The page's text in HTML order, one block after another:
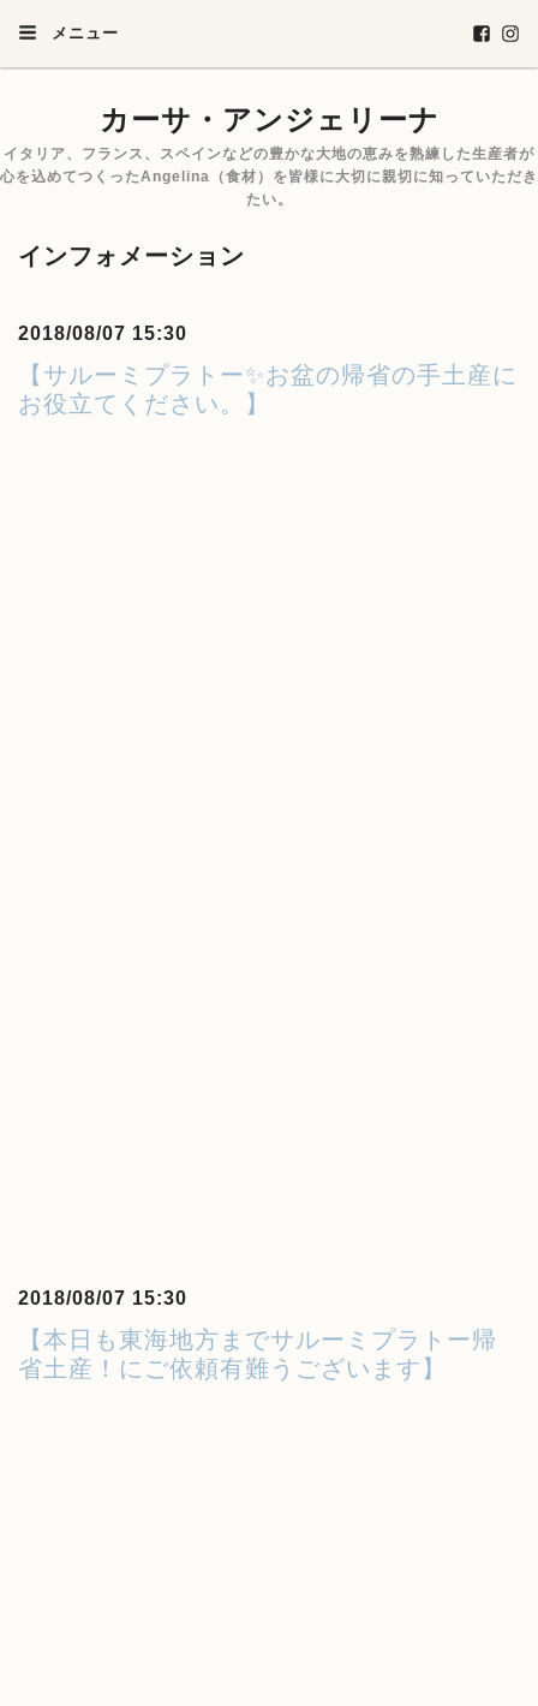
メニュー
カーサ・アンジェリーナ
イタリア、フランス、スペインなどの豊かな大地の恵みを熟練した生産者が
心を込めてつくったAngelina（食材）を皆様に大切に親切に知っていただき
たい。
インフォメーション
2018/08/07 15:30
【サルーミプラトー✨お盆の帰省の手土産に
お役立てください。】
2018/08/07 15:30
【本日も東海地方までサルーミプラトー帰
省土産！にご依頼有難うございます】